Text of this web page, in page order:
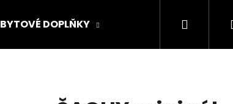
BYTOVÉ DOPLŇKY ORIGINAL DESIGNHledat